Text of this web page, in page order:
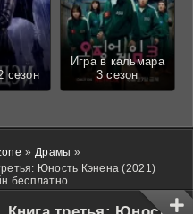
сезон
Игра в кальмара
3 сезон
» Драмы »
Юность Кэнена (2021)
бесплатно